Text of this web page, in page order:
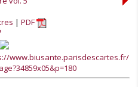
PDF
www.biusante.parisdescartes.fr/